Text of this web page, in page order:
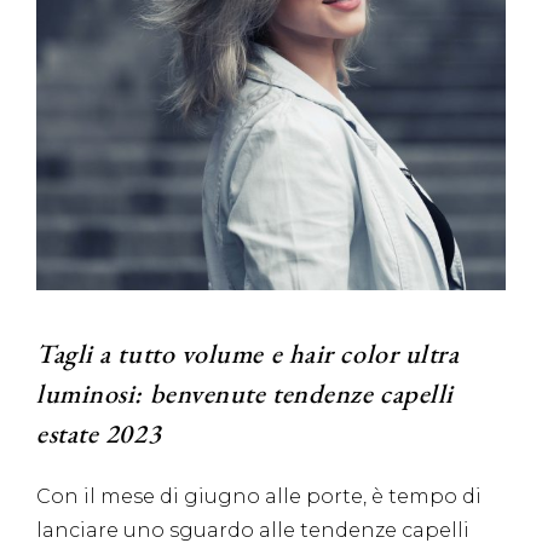
Tagli a tutto volume e hair color ultra
luminosi: benvenute tendenze capelli
estate 2023
Con il mese di giugno alle porte, è tempo di
lanciare uno sguardo alle tendenze capelli